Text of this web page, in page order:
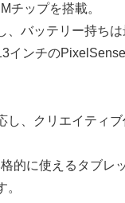
チップを搭載。
、バッテリー持ちは
インチの
し、クリエイティ
格的に使えるタブレ